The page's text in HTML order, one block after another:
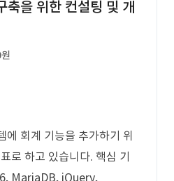
축을 위한 컨설팅 및 개
에 회계 기능을 추가하기 위
로 하고 있습니다. 핵심 기
MariaDB, jQuery,